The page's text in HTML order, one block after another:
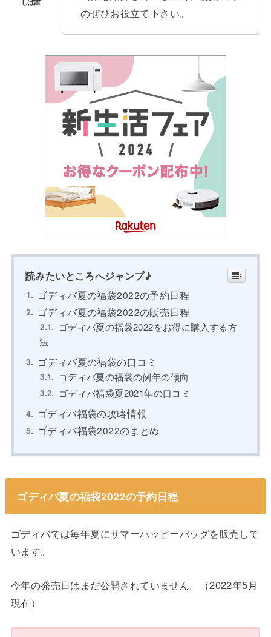
のぜひお役立て下さい。
読みたいところへジャンプ♪
ゴディバ夏の福袋2022の予約日程
ゴディバ夏の福袋2022の販売日程
ゴディバ夏の福袋2022をお得に購入する方
法
ゴディバ夏の福袋の口コミ
ゴディバ夏の福袋の例年の傾向
ゴディバ福袋夏2021年の口コミ
ゴディバ福袋の攻略情報
ゴディバ福袋2022のまとめ
ゴディバ夏の福袋2022の予約日程
ゴディバでは毎年夏にサマーハッピーバッグを販売して
います。
今年の発売日はまだ公開されていません。（2022年5月
現在）